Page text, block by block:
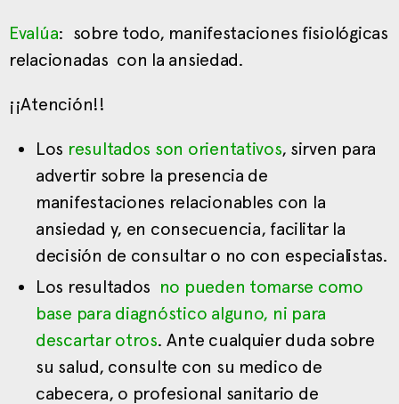
Evalúa: sobre todo, manifestaciones fisiológicas
relacionadas con la ansiedad.
¡¡Atención!!
Los resultados son orientativos, sirven para
advertir sobre la presencia de
manifestaciones relacionables con la
ansiedad y, en consecuencia, facilitar la
decisión de consultar o no con especialistas.
Los resultados no pueden tomarse como
base para diagnóstico alguno, ni para
descartar otros. Ante cualquier duda sobre
su salud, consulte con su medico de
cabecera, o profesional sanitario de